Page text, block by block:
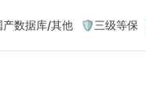
产数据库/其他 🛡️三级等保